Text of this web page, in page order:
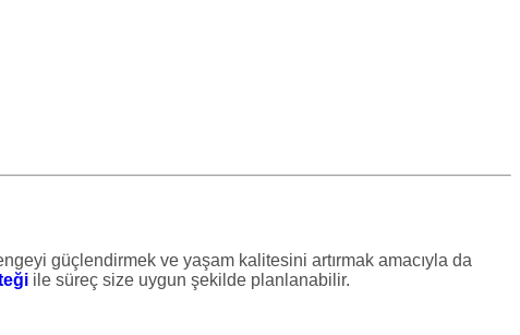
güçlendirmek ve yaşam kalitesini artırmak amacıyla da
ile süreç size uygun şekilde planlanabilir.